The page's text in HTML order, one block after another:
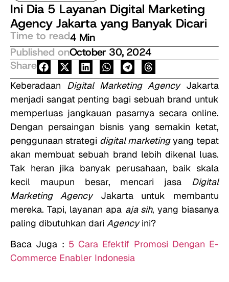
Ini Dia 5 Layanan Digital Marketing
Agency Jakarta yang Banyak Dicari
Time to read4 Min
Published onOctober 30, 2024
Share
Keberadaan Digital Marketing AgencyJakarta
menjadi sangat penting bagi sebuah brand untuk
memperluas jangkauan pasarnya secara online.
Dengan persaingan bisnis yang semakin ketat,
penggunaan strategi digital marketingyang tepat
akan membuat sebuah brand lebih dikenal luas.
Tak heran jika banyak perusahaan, baik skala
kecil maupun besar, mencari jasa Digital
Marketing AgencyJakarta untuk membantu
mereka. Tapi, layanan apa aja sih, yang biasanya
paling dibutuhkan dari Agencyini?
Baca Juga : 5 Cara Efektif Promosi Dengan E-
Commerce Enabler Indonesia